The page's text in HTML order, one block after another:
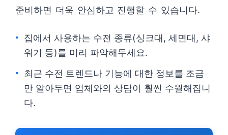
준비하면 더욱 안심하고 진행할 수 있습니다.
집에서 사용하는 수전 종류(싱크대, 세면대, 샤
워기 등)를 미리 파악해두세요.
최근 수전 트렌드나 기능에 대한 정보를 조금
만 알아두면 업체와의 상담이 훨씬 수월해집니
다.